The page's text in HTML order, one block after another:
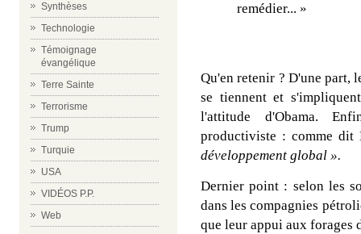
Synthèses
Technologie
Témoignage
évangélique
Terre Sainte
Terrorisme
Trump
Turquie
USA
VIDÉOS P.P.
Web
remédier... »
Qu'en retenir ? D'une part,
se tiennent et
l'attitude d'Obama.
productiviste : comme
développement global ».
Dernier point : selon les
dans les compagnies
que leur appui aux forages